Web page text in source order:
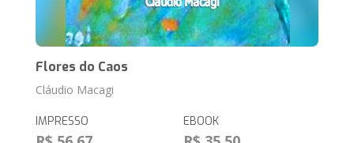
Flores do Caos
Cláudio Macagi
IMPRESSO EBOOK